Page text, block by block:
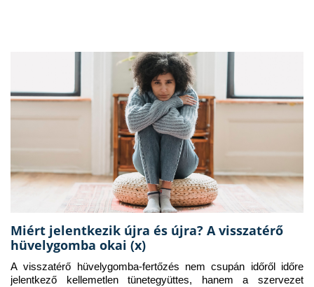
Miért jelentkezik újra és újra? A visszatérő
hüvelygomba okai (x)
A visszatérő hüvelygomba-fertőzés nem csupán időről időre
jelentkező kellemetlen tünetegyüttes, hanem a szervezet